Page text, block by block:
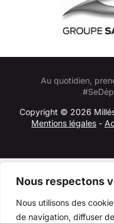
Nous respectons
Nous utilisons des
de navigation, diffuser
Au quotidien,
Copyright © 2026
Mentions légales -